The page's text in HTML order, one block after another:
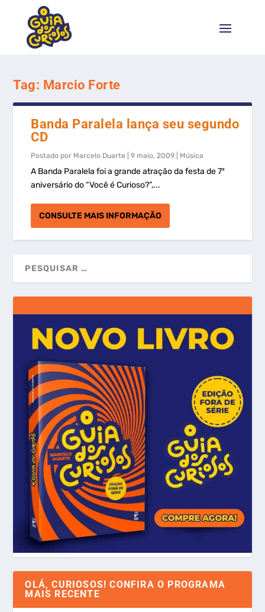
Tag: Marcio Forte
Banda Paralela lança seu segundo
CD
Postado por Marcelo Duarte |9 maio, 2009 Música
A Banda Paralela foi a grande atração da festa de 7º
aniversário do “Você é Curioso?”,...
CONSULTE MAIS INFORMAÇÃO
OLÁ, CURIOSOS! CONFIRA O PROGRAMA
MAIS RECENTE